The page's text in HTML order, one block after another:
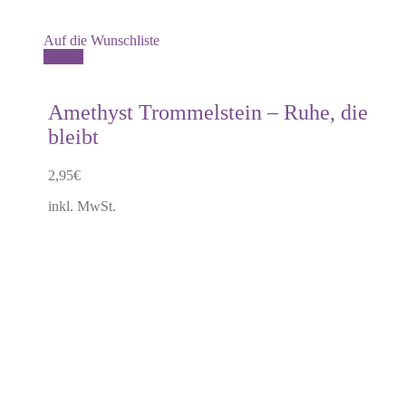
Auf die Wunschliste
Amethyst Trommelstein – Ruhe, die
bleibt
2,95€
inkl. MwSt.